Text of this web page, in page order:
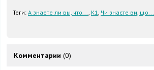
Теги: А знаете ли вы, что..., К1, Чи знаєте ви, що...
Комментарии (0)